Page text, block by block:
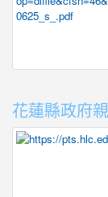
花蓮縣政府